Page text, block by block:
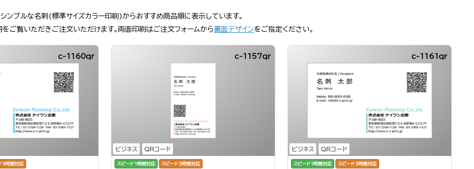
シンプルな名刺(標準サイズカラー印刷)からおすすめ商品順に表示しています。
をご覧いただきご注文いただけます。両面印刷はご注文フォームから裏面デザインをご指定ください。
c-1160qr
3時間対応
ビジネス QRコード
c-1157qr
スピード1時間対応 スピード3時間対応
ビジネス QRコード
c-1161qr
スピード1時間対応 スピード3時間対応